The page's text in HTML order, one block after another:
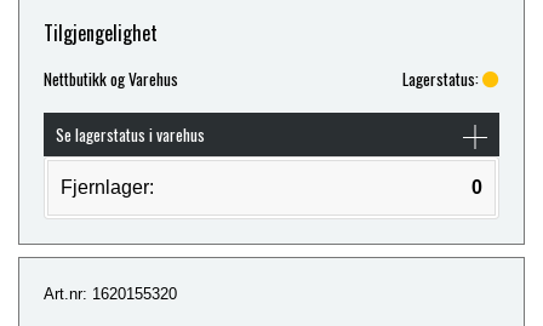
Tilgjengelighet
Nettbutikk og Varehus Lagerstatus:
Se lagerstatus i varehus
Fjernlager: 0
Art.nr: 1620155320